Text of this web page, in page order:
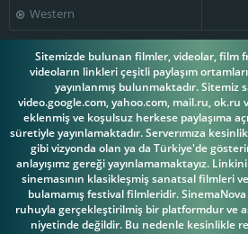
Western
Sitemizde bulunan filmler, videolar, film
videoların linkleri çeşitli paylaşım
yayınlanmış bulunmaktadır. Sitemiz
video.google.com, yahoo.com, mail.ru, ok.ru
eklenmiş ve koşulsuz herkese paylaşıma
süretiyle yayınlamaktadır. Serverımıza
gibi vizyonda olan ya da Türkiye'de
anlayışımz gereği yayınlamamaktayız.
sinemasının klasikleşmiş sanatsal filmleri
bulamamış festival filmleridir.
ruhuyla gerçekleştirilmiş bir platformdur ve
niyetinde değildir. Bu nedenle kesinlikle